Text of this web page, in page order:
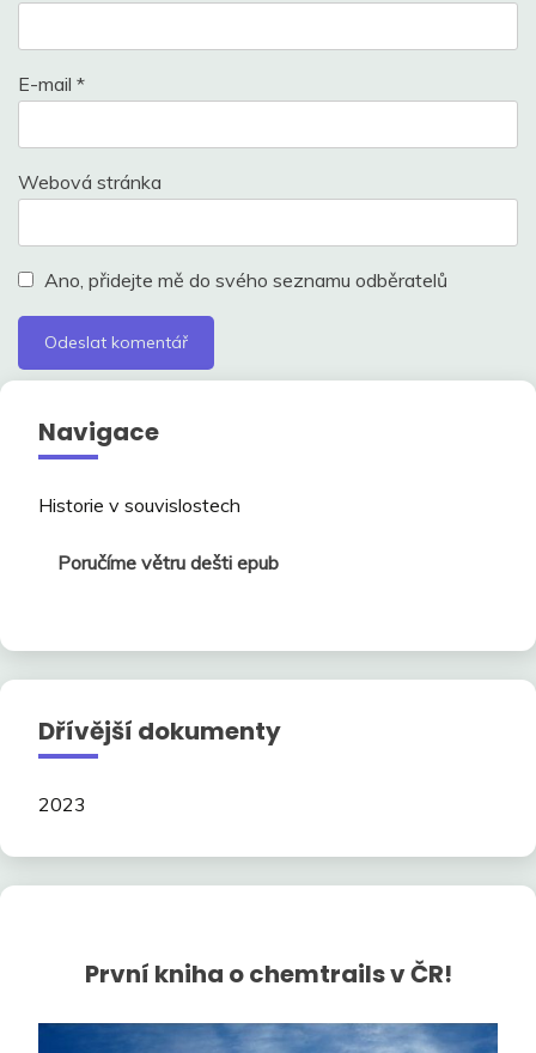
E-mail *
Webová stránka
Ano, přidejte mě do svého seznamu odběratelů
Navigace
Historie v souvislostech
Poručíme větru dešti epub
Dřívější dokumenty
2023
První kniha o chemtrails v ČR!